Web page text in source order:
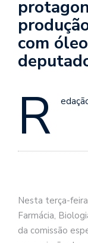
com
R
Nesta terça-
Farmácia,
da comissão